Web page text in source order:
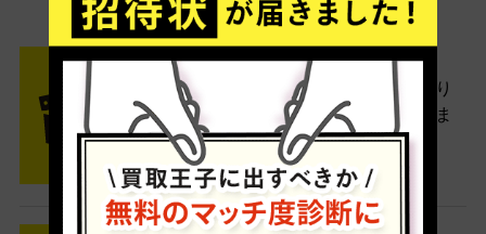
- FLOW -
STEP1 お申込み・梱包
ネットでお申込みしたら、箱に売り
たい商品をいろいろ詰めて梱包しま
す。